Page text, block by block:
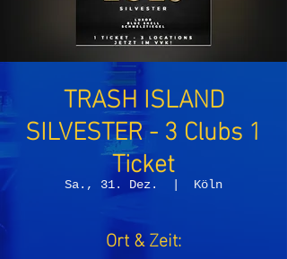
TRASH ISLAND
SILVESTER - 3 Clubs 1
Ticket
Sa., 31. Dez. Köln
Ort & Zeit: